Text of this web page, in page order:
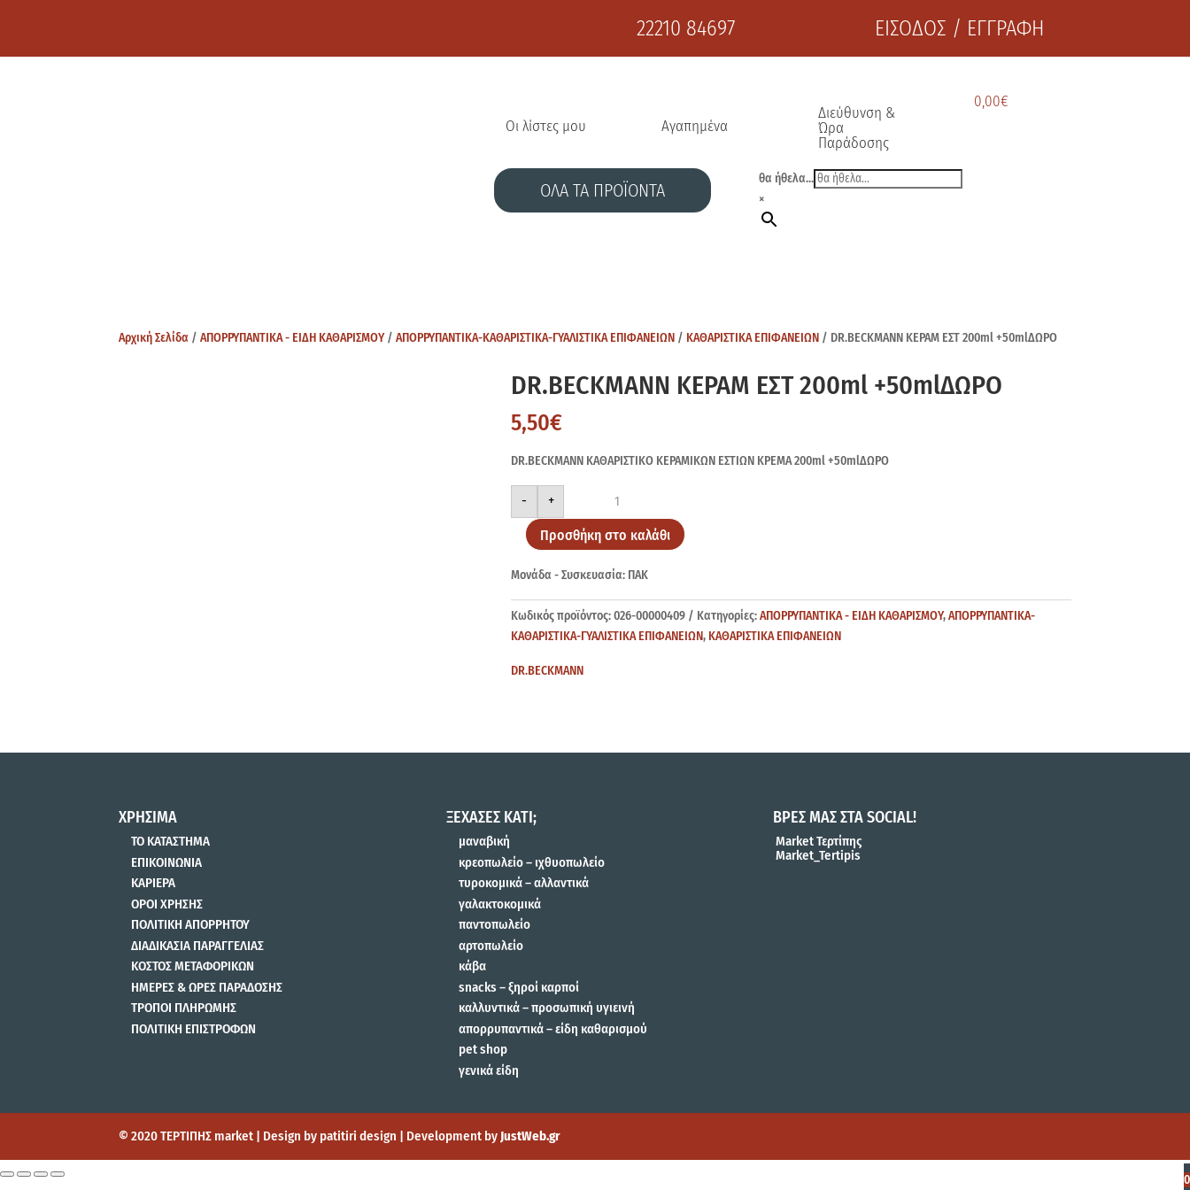
22210 84697 ΕΙΣΟΔΟΣ / ΕΓΓΡΑΦΗ
Οι λίστες μου Αγαπημένα
Διεύθυνση &
Ώρα
Παράδοσης
0,00€
ΟΛΑ ΤΑ ΠΡΟΪΟΝΤΑ
θα ήθελα...
×
Αρχική Σελίδα /ΑΠΟΡΡΥΠΑΝΤΙΚΑ - ΕΙΔΗ ΚΑΘΑΡΙΣΜΟΥ/ΑΠΟΡΡΥΠΑΝΤΙΚΑ-ΚΑΘΑΡΙΣΤΙΚΑ-ΓΥΑΛΙΣΤΙΚΑ ΕΠΙΦΑΝΕΙΩΝ / ΚΑΘΑΡΙΣΤΙΚΑ ΕΠΙΦΑΝΕΙΩΝ / DR.BECKMANN ΚΕΡΑΜ ΕΣΤ 200ml +50mlΔΩΡΟ
DR.BECKMANN ΚΕΡΑΜ ΕΣΤ 200ml +50mlΔΩΡΟ
5,50€
DR.BECKMANN ΚΑΘΑΡΙΣΤΙΚΟ ΚΕΡΑΜΙΚΩΝ ΕΣΤΙΩΝ ΚΡΕΜΑ 200ml +50mlΔΩΡΟ
-
DR.BECKMANN
ΕΣΤ
200ml
+50mlΔΩΡΟ
ποσότητα
+
Προσθήκη στο καλάθι
Μονάδα - Συσκευασία: ΠΑΚ
Κωδικός προϊόντος:026-00000409 Κατηγορίες:ΑΠΟΡΡΥΠΑΝΤΙΚΑ - ΕΙΔΗ ΚΑΘΑΡΙΣΜΟΥ,ΑΠΟΡΡΥΠΑΝΤΙΚΑ-
ΚΑΘΑΡΙΣΤΙΚΑ-ΓΥΑΛΙΣΤΙΚΑ ΕΠΙΦΑΝΕΙΩΝ, ΚΑΘΑΡΙΣΤΙΚΑ ΕΠΙΦΑΝΕΙΩΝ
DR.BECKMANN
ΧΡΗΣΙΜΑ
ΤΟ ΚΑΤΑΣΤΗΜΑ
ΕΠΙΚΟΙΝΩΝΙΑ
ΚΑΡΙΕΡΑ
ΟΡΟΙ ΧΡΗΣΗΣ
ΠΟΛΙΤΙΚΗ ΑΠΟΡΡΗΤΟΥ
ΔΙΑΔΙΚΑΣΙΑ ΠΑΡΑΓΓΕΛΙΑΣ
ΚΟΣΤΟΣ ΜΕΤΑΦΟΡΙΚΩΝ
ΗΜΕΡΕΣ & ΩΡΕΣ ΠΑΡΑΔΟΣΗΣ
ΤΡΟΠΟΙ ΠΛΗΡΩΜΗΣ
ΠΟΛΙΤΙΚΗ ΕΠΙΣΤΡΟΦΩΝ
ΞΕΧΑΣΕΣ ΚΑΤΙ;
μαναβική
κρεοπωλείο – ιχθυοπωλείο
τυροκομικά – αλλαντικά
γαλακτοκομικά
παντοπωλείο
αρτοπωλείο
κάβα
snacks – ξηροί καρποί
καλλυντικά – προσωπική υγιεινή
απορρυπαντικά – είδη καθαρισμού
pet shop
γενικά είδη
ΒΡΕΣ ΜΑΣ ΣΤΑ SOCIAL!
Market Τερτίπης
Market_Tertipis
© 2020 ΤΕΡΤΙΠΗΣ market | Design by patitiri design | Development by JustWeb.gr
0